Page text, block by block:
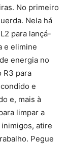
No primeiro
Nela há
para lançá-
e elimine
energia no
R3 para
e
e, mais à
limpar a
atire
Pegue